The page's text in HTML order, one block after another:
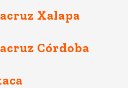
Xalapa
Córdoba